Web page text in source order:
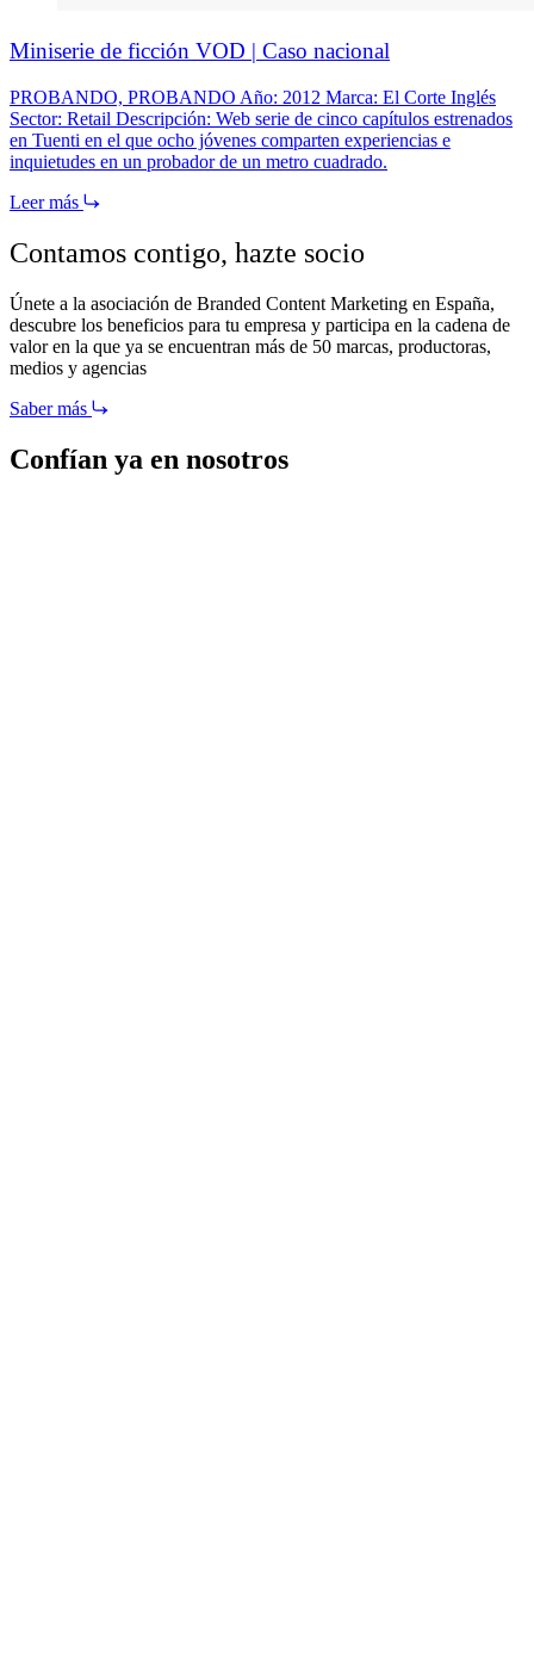
Miniserie de ficción VOD | Caso nacional
PROBANDO, PROBANDO Año: 2012 Marca: El Corte Inglés
Sector: Retail Descripción: Web serie de cinco capítulos estrenados
en Tuenti en el que ocho jóvenes comparten experiencias e
inquietudes en un probador de un metro cuadrado.
Leer más
Contamos contigo, hazte socio
Únete a la asociación de Branded Content Marketing en España,
descubre los beneficios para tu empresa y participa en la cadena de
valor en la que ya se encuentran más de 50 marcas, productoras,
medios y agencias
Saber más
Confían ya en nosotros